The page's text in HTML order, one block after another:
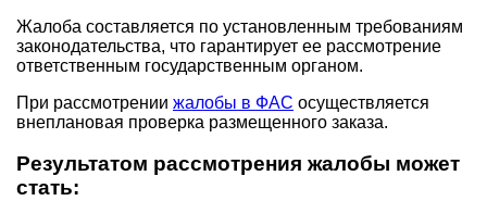
Жалоба составляется по установленным требованиям
законодательства, что гарантирует ее рассмотрение
ответственным государственным органом.
При рассмотрении жалобы в ФАС осуществляется
внеплановая проверка размещенного заказа.
Результатом рассмотрения жалобы может
стать: